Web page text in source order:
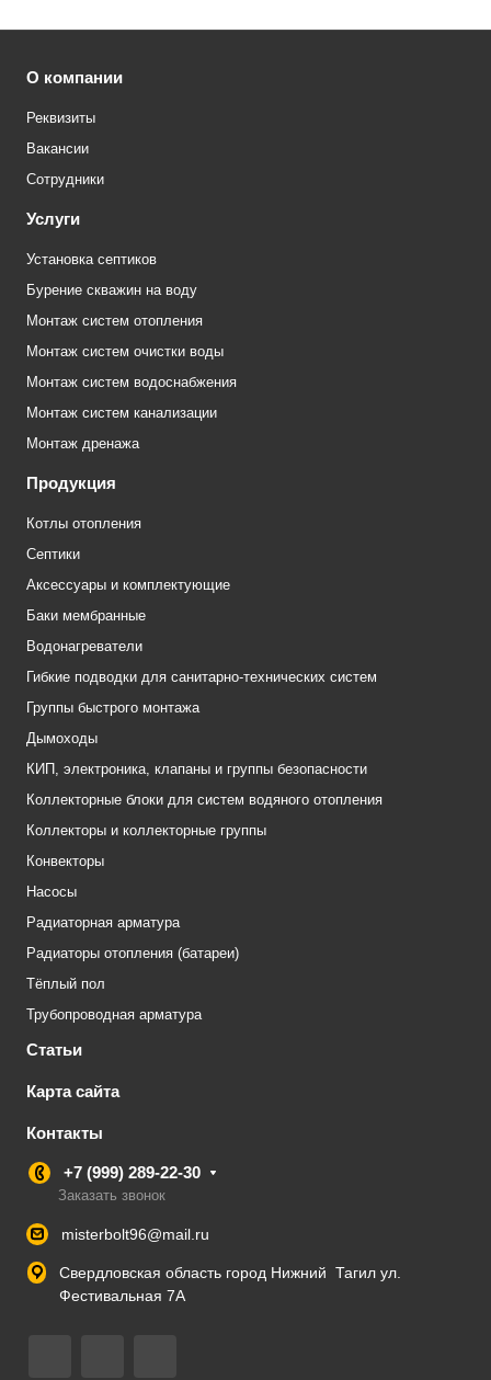
О компании
Реквизиты
Вакансии
Сотрудники
Услуги
Установка септиков
Бурение скважин на воду
Монтаж систем отопления
Монтаж систем очистки воды
Монтаж систем водоснабжения
Монтаж систем канализации
Монтаж дренажа
Продукция
Котлы отопления
Септики
Аксессуары и комплектующие
Баки мембранные
Водонагреватели
Гибкие подводки для санитарно-технических систем
Группы быстрого монтажа
Дымоходы
КИП, электроника, клапаны и группы безопасности
Коллекторные блоки для систем водяного отопления
Коллекторы и коллекторные группы
Конвекторы
Насосы
Радиаторная арматура
Радиаторы отопления (батареи)
Тёплый пол
Трубопроводная арматура
Статьи
Карта сайта
Контакты
+7 (999) 289-22-30
Заказать звонок
misterbolt96@mail.ru
Свердловская область город Нижний Тагил ул.
Фестивальная 7А